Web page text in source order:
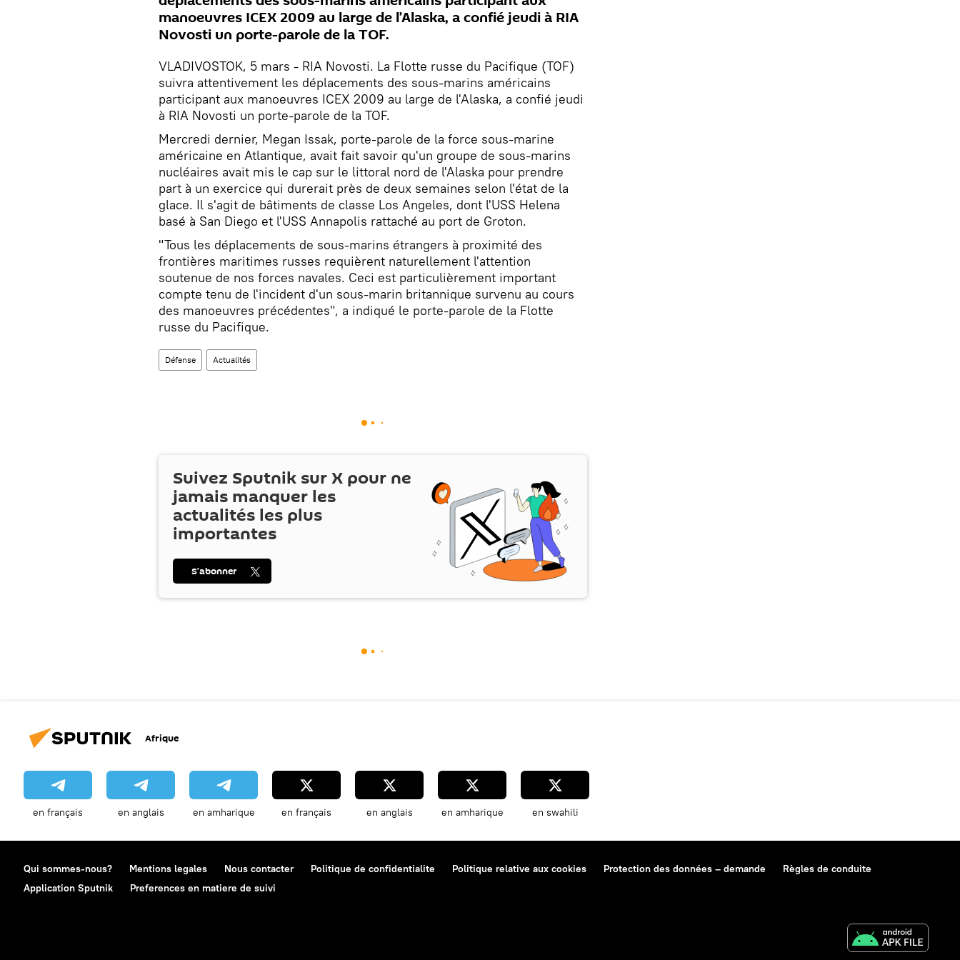
manoeuvres ICEX 2009 au large de l’Alaska, a confié jeudi à RIA
Novosti un porte-parole de la TOF.
VLADIVOSTOK, 5 mars - RIA Novosti. La Flotte russe du Pacifique (TOF)
suivra attentivement les déplacements des sous-marins américains
participant aux manoeuvres ICEX 2009 au large de l'Alaska, a confié jeudi
à RIA Novosti un porte-parole de la TOF.
Mercredi dernier, Megan Issak, porte-parole de la force sous-marine
américaine en Atlantique, avait fait savoir qu'un groupe de sous-marins
nucléaires avait mis le cap sur le littoral nord de l'Alaska pour prendre
part à un exercice qui durerait près de deux semaines selon l'état de la
glace. Il s'agit de bâtiments de classe Los Angeles, dont l'USS Helena
basé à San Diego et l'USS Annapolis rattaché au port de Groton.
"Tous les déplacements de sous-marins étrangers à proximité des
frontières maritimes russes requièrent naturellement l'attention
soutenue de nos forces navales. Ceci est particulièrement important
compte tenu de l'incident d'un sous-marin britannique survenu au cours
des manoeuvres précédentes", a indiqué le porte-parole de la Flotte
russe du Pacifique.
Défense Actualités
Suivez Sputnik surX pour ne
jamais manquer les
actualités les plus
importantes
S’abonner
Afrique
en français en anglais en amharique en français en anglais en amharique en swahili
Qui sommes-nous? Mentions legales Nous contacter Politique de confidentialite Politique relative aux cookies Protection des données – demande
Règles de conduite
Application Sputnik
Preferences en matiere de suivi